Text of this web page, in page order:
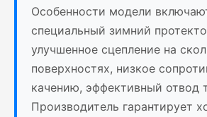
Особенности модели
специальный зимний
улучшенное сцепление на
поверхностях, низкое
качению, эффективный отвод
Производитель гарантирует